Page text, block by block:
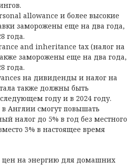
allowance и более высокие
заморожены еще на два года,
года.
and inheritance tax (налог на
заморожены еще на два года,
года.
на дивиденды и налог на
также должны быть
году и в 2024 году.
Англии смогут повышать
налог до 5% в год без местного
3% в настоящее время
цен на энергию для домашних